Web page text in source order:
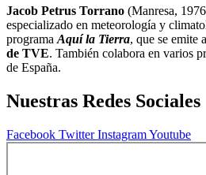
Jacob Petrus Torrano (Manresa,
especializado en meteorología y
programa Aquí la Tierra, que se emite
de TVE. También colabora en varios
de España.
Nuestras Redes Sociales
Facebook Twitter InstagramYoutube